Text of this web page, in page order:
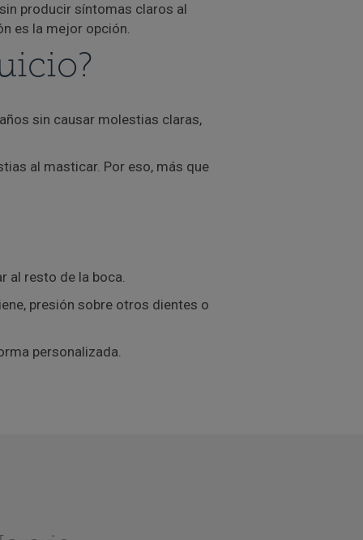
producir síntomas claros al
es la mejor opción.
sin causar molestias claras,
al masticar. Por eso, más que
al resto de la boca.
presión sobre otros dientes o
personalizada.